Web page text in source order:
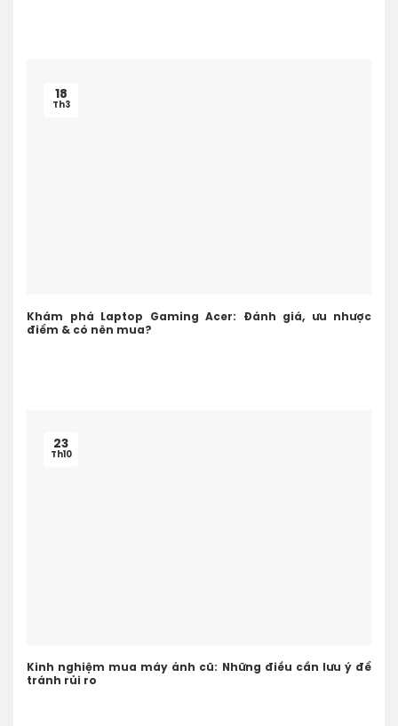
Khám phá Laptop Gaming Acer: Đánh giá, ưu nhược
điểm & có nên mua?
18
Th3
Kinh nghiệm mua máy ảnh cũ: Những điều cần lưu ý để
tránh rủi ro
23
Th10